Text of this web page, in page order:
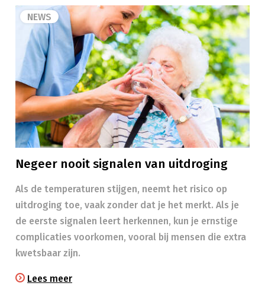
NEWS
Negeer nooit signalen van uitdroging
Als de temperaturen stijgen, neemt het risico op
uitdroging toe, vaak zonder dat je het merkt. Als je
de eerste signalen leert herkennen, kun je ernstige
complicaties voorkomen, vooral bij mensen die extra
kwetsbaar zijn.
Lees meer